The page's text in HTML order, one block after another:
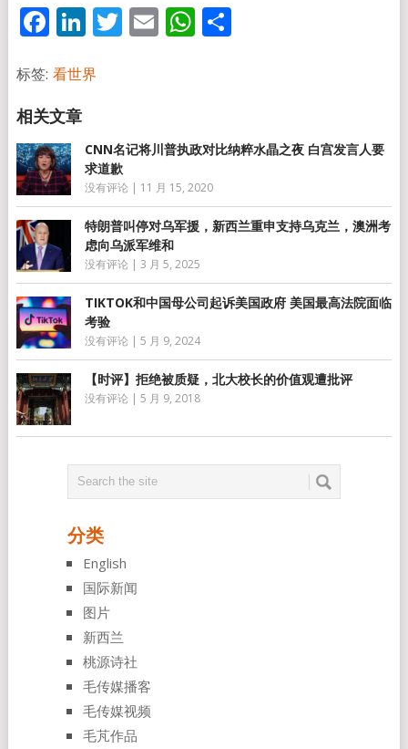
Facebook
LinkedIn
Twitter
EmailWhatsApp
分
标签: 看世界
CNN名记将川普执政对比纳粹水晶之夜 白宫发言人要
求道歉
没有评论 | 11 月 15, 2020
特朗普叫停对乌军援，新西兰重申支持乌克兰，澳洲考
虑向乌派军维和
没有评论 | 3 月 5, 2025
TIKTOK和中国母公司起诉美国政府 美国最高法院面临
考验
没有评论 | 5 月 9, 2024
【时评】拒绝被质疑，北大校长的价值观遭批评
没有评论 | 5 月 9, 2018
分类
English
国际新闻
图片
新西兰
桃源诗社
毛传媒播客
毛传媒视频
毛芃作品